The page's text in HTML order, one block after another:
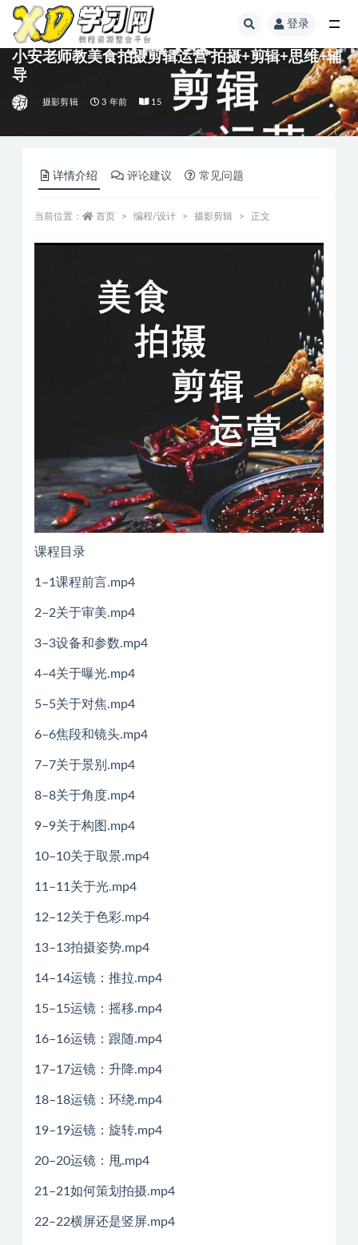
登录
小安老师教美食拍摄剪辑运营 拍摄+剪辑+思维+辅
导
摄影剪辑 3 年前 15
详情介绍 评论建议 常见问题
当前位置： 首页 编程/设计 摄影剪辑 正文
课程目录
1–1课程前言.mp4
2–2关于审美.mp4
3–3设备和参数.mp4
4–4关于曝光.mp4
5–5关于对焦.mp4
6–6焦段和镜头.mp4
7–7关于景别.mp4
8–8关于角度.mp4
9–9关于构图.mp4
10–10关于取景.mp4
11–11关于光.mp4
12–12关于色彩.mp4
13–13拍摄姿势.mp4
14–14运镜：推拉.mp4
15–15运镜：摇移.mp4
16–16运镜：跟随.mp4
17–17运镜：升降.mp4
18–18运镜：环绕.mp4
19–19运镜：旋转.mp4
20–20运镜：甩.mp4
21–21如何策划拍摄.mp4
22–22横屏还是竖屏.mp4